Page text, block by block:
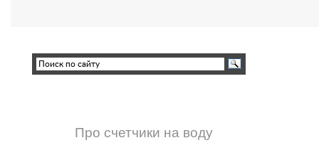
Про счетчики на воду